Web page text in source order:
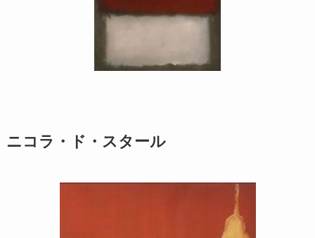
ニコラ・ド・スタール